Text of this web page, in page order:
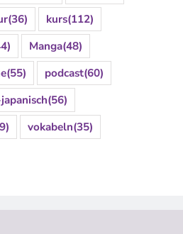
(36) kurs(112)
Manga(48)
(55) podcast(60)
(56)
vokabeln(35)